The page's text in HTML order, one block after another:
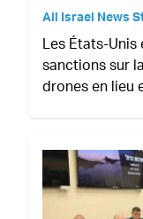
All Israel News
Les États-
sanctions sur
drones en lieu